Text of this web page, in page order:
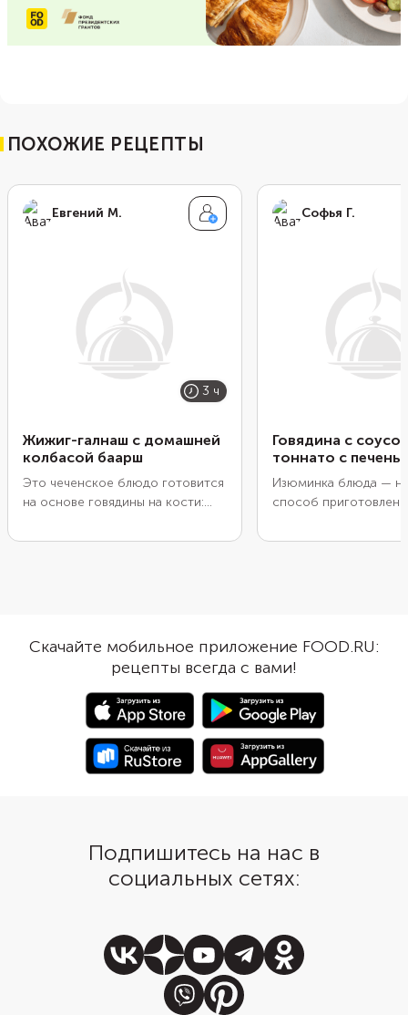
ПОХОЖИЕ РЕЦЕПТЫ
Евгений М.
3 ч
Жижиг-галнаш с домашней
колбасой баарш
Это чеченское блюдо готовится
на основе говядины на кости:
колбасы можно взять любые
Софья Г.
Говядина с
тоннато с
Изюминка блюда —
способ
бульоне. Варить
итальянского
или телятины под
тунца. Только вместо
консервированной
взять печень трески.
текстура сделает
однородным, а
Скачайте мобильное приложение FOOD.RU:
рецепты всегда с вами!
Подпишитесь на нас в
социальных сетях: